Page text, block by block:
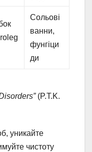
Сольові
ванни,
фунгіци
ди
(P.T.K.
уникайте
чистоту